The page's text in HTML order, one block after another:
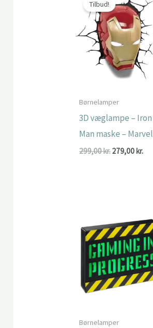
Tilbud!
Børnelamper
3D væglampe – Iron
Man maske – Marvel
299,00kr.Den
279,00 kr.Den
Børnelamper